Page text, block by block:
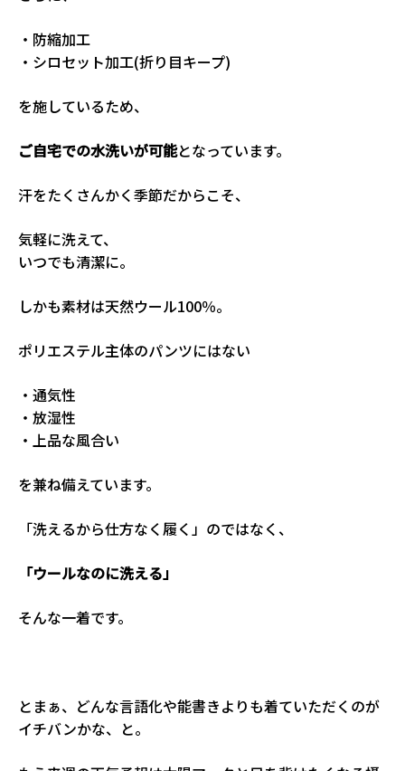
・防縮加工
・シロセット加工(折り目キープ)
を施しているため、
ご自宅での水洗いが可能となっています。
汗をたくさんかく季節だからこそ、
気軽に洗えて、
いつでも清潔に。
しかも素材は天然ウール100％。
ポリエステル主体のパンツにはない
・通気性
・放湿性
・上品な風合い
を兼ね備えています。
「洗えるから仕方なく履く」のではなく、
「ウールなのに洗える」
そんな一着です。
とまぁ、どんな言語化や能書きよりも着ていただくのが
イチバンかな、と。